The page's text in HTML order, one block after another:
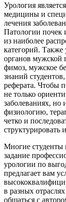
Урология
медицины и
лечения
Патологии почек
из наиболее
категорий. Также
органов мужской
фимоз, мужское
знаний
реферата. Чтобы
не только
заболеваниях, но
физиологию,
четко и
Многие студенты
задание
урологии по
предлагает вам
в разных
общаться с